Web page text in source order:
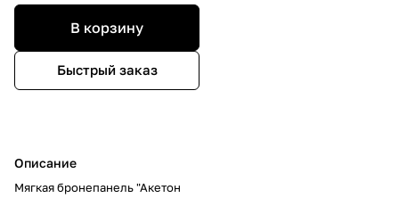
В корзину
Быстрый заказ
Описание
Мягкая бронепанель "Акетон